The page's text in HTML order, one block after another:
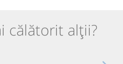
călătorit alții?